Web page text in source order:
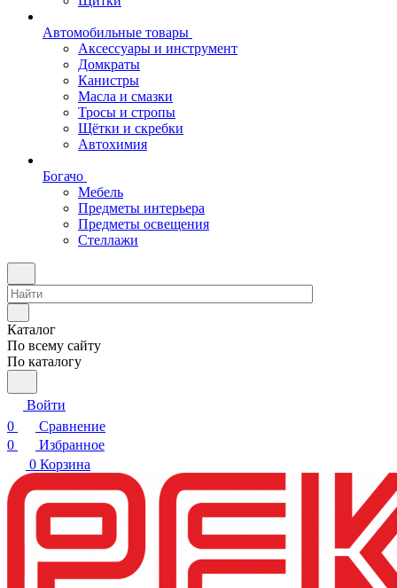
Автомобильные товары
Аксессуары и инструмент
Домкраты
Канистры
Масла и смазки
Тросы и стропы
Щётки и скребки
Автохимия
Богачо
Мебель
Предметы интерьера
Предметы освещения
Стеллажи
Каталог
По всему сайту
По каталогу
Войти
0
Сравнение
0
Избранное
0 Корзина